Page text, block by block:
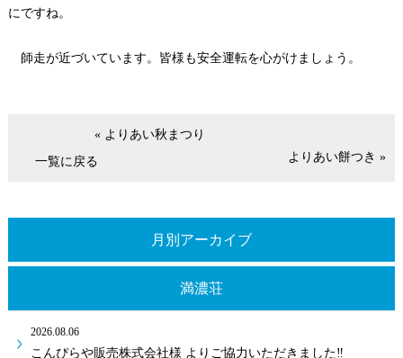
にですね。
師走が近づいています。皆様も安全運転を心がけましょう。
« よりあい秋まつり
よりあい餅つき »
一覧に戻る
月別アーカイブ
満濃荘
2026.08.06
こんぴらや販売株式会社様 よりご協力いただきました‼